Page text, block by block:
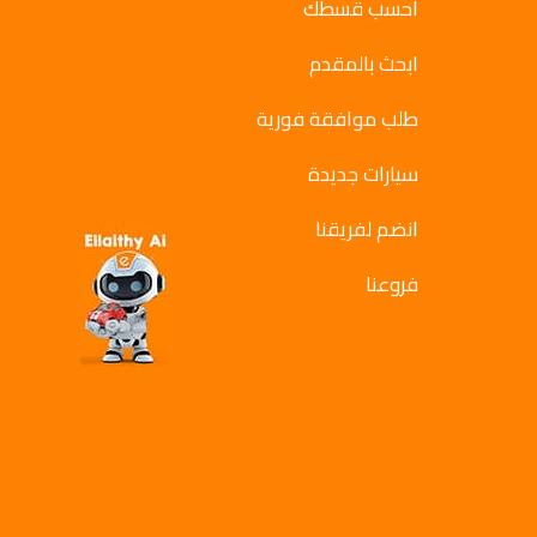
احسب قسطك
ابحث بالمقدم
طلب موافقة فورية
سيارات جديدة
انضم لفريقنا
فروعنا